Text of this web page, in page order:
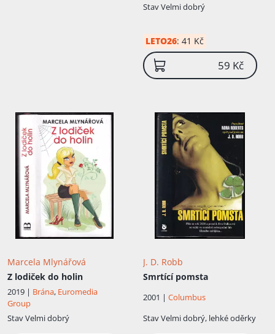
StavVelmi dobrý
LETO26: 41 Kč
59 Kč
Marcela Mlynářová
Z lodiček do holin
2019 | Brána, Euromedia
Group
StavVelmi dobrý
J. D. Robb
Smrtící pomsta
2001 | Columbus
StavVelmi dobrý, lehké oděrky